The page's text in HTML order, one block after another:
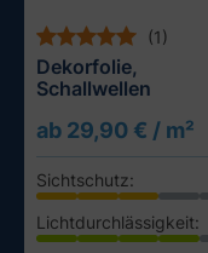
(1)
Dekorfolie,
Schallwellen
ab 29,90 € / m²
Sichtschutz:
Lichtdurchlässigkeit: